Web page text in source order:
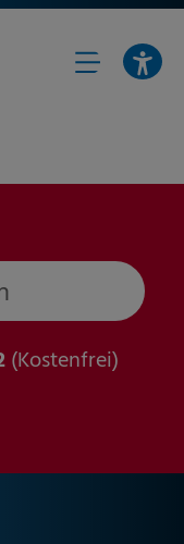
(Kostenfrei)